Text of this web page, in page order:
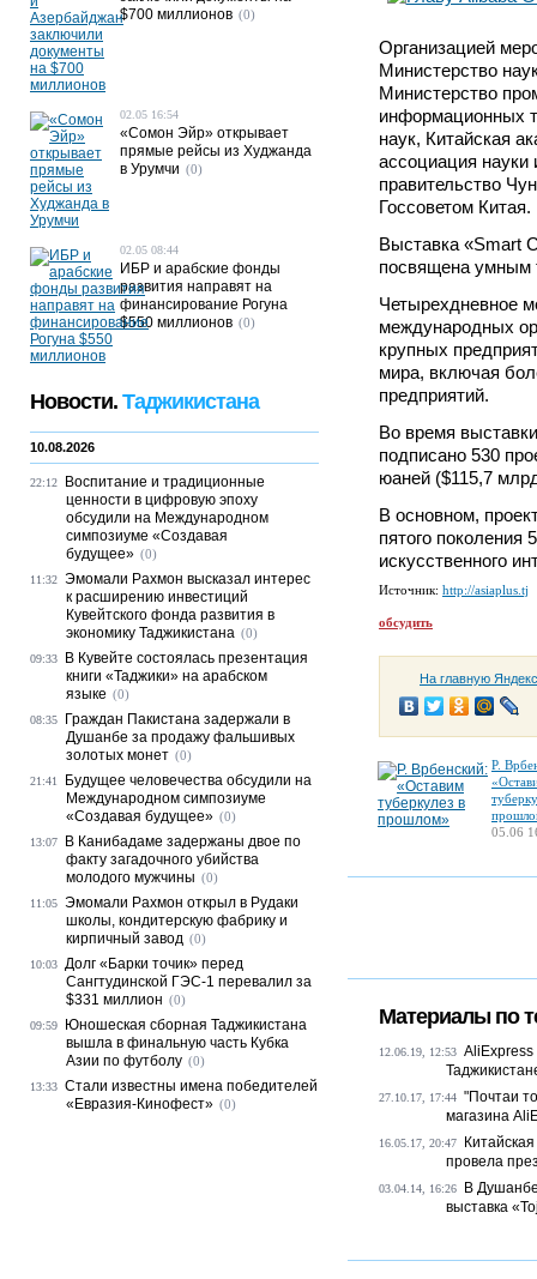
Организацией
Министерство
Министерство
информационных
наук, Китайская
ассоциация науки
правительство
Госсоветом Китая.
Выставка «Smart
посвящена умным
Четырехдневное
международных
крупных
мира, включая
предприятий.
Во время
подписано 530
юаней ($115,7
В основном,
пятого поколения
искусственного
Источник: http://asiaplus.tj
обсудить
На главную
Р.
05.06
Материалы по
12.06.19, 12:53 AliExpress
27.10.17, 17:44 "Почтаи
магазина
16.05.17, 20:47
провела
03.04.14, 16:26
В
выставка
$700 миллионов (0)
02.05 16:54
«Сомон Эйр» открывает
прямые рейсы из Худжанда
в Урумчи (0)
02.05 08:44
ИБР и арабские фонды
развития направят на
финансирование Рогуна
$550 миллионов (0)
Новости. Таджикистана
10.08.2026
22:12
Воспитание и традиционные
ценности в цифровую эпоху
обсудили на Международном
симпозиуме «Создавая
будущее» (0)
11:32 Эмомали Рахмон высказал интерес
к расширению инвестиций
Кувейтского фонда развития в
экономику Таджикистана (0)
09:33
В Кувейте состоялась презентация
книги «Таджики» на арабском
языке (0)
08:35
Граждан Пакистана задержали в
Душанбе за продажу фальшивых
золотых монет (0)
21:41
Будущее человечества обсудили на
Международном симпозиуме
«Создавая будущее» (0)
13:07
В Канибадаме задержаны двое по
факту загадочного убийства
молодого мужчины (0)
11:05 Эмомали Рахмон открыл в Рудаки
школы, кондитерскую фабрику и
кирпичный завод (0)
10:03 Долг «Барки точик» перед
Сангтудинской ГЭС-1 перевалил за
$331 миллион (0)
09:59
Юношеская сборная Таджикистана
вышла в финальную часть Кубка
Азии по футболу (0)
13:33 Стали известны имена победителей
«Евразия-Кинофест» (0)